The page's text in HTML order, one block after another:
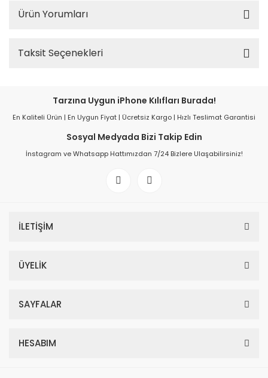
Ürün Yorumları
Taksit Seçenekleri
Tarzına Uygun iPhone Kılıfları Burada!
En Kaliteli Ürün | En Uygun Fiyat | Ücretsiz Kargo | Hızlı Teslimat Garantisi
Sosyal Medyada Bizi Takip Edin
İnstagram ve Whatsapp Hattımızdan 7/24 Bizlere Ulaşabilirsiniz!
İLETİŞİM
ÜYELİK
SAYFALAR
HESABIM